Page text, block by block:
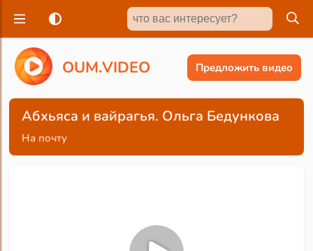
OUM.VIDEO Предложить видео
Абхьяса и вайрагья. Ольга Бедункова
На почту